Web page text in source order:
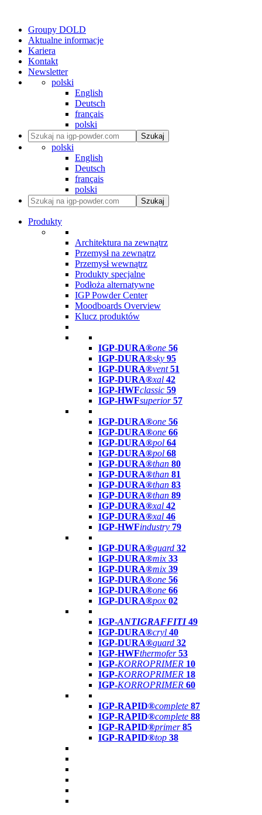
Groupy DOLD
Aktualne informacje
Kariera
Kontakt
Newsletter
polski
English
Deutsch
français
polski
Szukaj
polski
English
Deutsch
français
polski
Szukaj
Produkty
Architektura na zewnątrz
Przemysł na zewnątrz
Przemysł wewnątrz
Produkty specjalne
Podłoża alternatywne
IGP Powder Center
Moodboards Overview
Klucz produktów
IGP-DURA®one 56
IGP-DURA®sky 95
IGP-DURA®vent 51
IGP-DURA®xal 42
IGP-HWFclassic 59
IGP-HWFsuperior 57
IGP-DURA®one 56
IGP-DURA®one 66
IGP-DURA®pol 64
IGP-DURA®pol 68
IGP-DURA®than 80
IGP-DURA®than 81
IGP-DURA®than 83
IGP-DURA®than 89
IGP-DURA®xal 42
IGP-DURA®xal 46
IGP-HWFindustry 79
IGP-DURA®guard 32
IGP-DURA®mix 33
IGP-DURA®mix 39
IGP-DURA®one 56
IGP-DURA®one 66
IGP-DURA®pox 02
IGP-ANTIGRAFFITI49
IGP-DURA®cryl 40
IGP-DURA®guard 32
IGP-HWFthermofer 53
IGP-KORROPRIMER 10
IGP-KORROPRIMER 18
IGP-KORROPRIMER 60
IGP-RAPID®complete 87
IGP-RAPID®complete 88
IGP-RAPID®primer 85
IGP-RAPID®top 38